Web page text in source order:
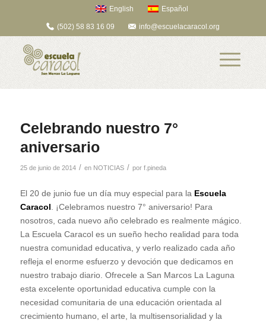
English Español
(502) 58 83 16 09 info@escuelacaracol.org
Celebrando nuestro 7°
aniversario
25 de junio de 2014 / en NOTICIAS / por f.pineda
El 20 de junio fue un día muy especial para la Escuela
Caracol . ¡Celebramos nuestro 7° aniversario! Para
nosotros, cada nuevo año celebrado es realmente mágico.
La Escuela Caracol es un sueño hecho realidad para toda
nuestra comunidad educativa, y verlo realizado cada año
refleja el enorme esfuerzo y devoción que dedicamos en
nuestro trabajo diario. Ofrecele a San Marcos La Laguna
esta excelente oportunidad educativa cumple con la
necesidad comunitaria de una educación orientada al
crecimiento humano, el arte, la multisensorialidad y la